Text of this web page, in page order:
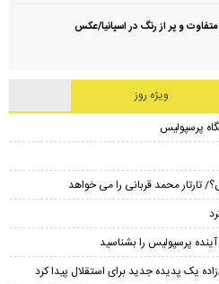
متفاوت و پر از رنگ در اسپانیا/عکس
ویژه روز
پرسپولیس
تارتار محمد قربانی را می خواهد
پرسپولیس را بشناسید
یک پدیده جدید برای استقلال پیدا کرد